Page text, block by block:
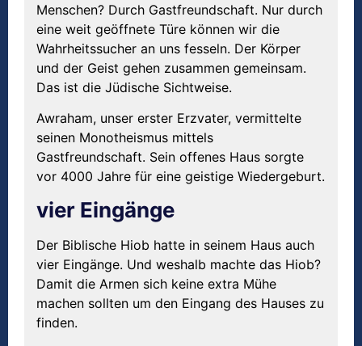
Menschen? Durch Gastfreundschaft. Nur durch
eine weit geöffnete Türe können wir die
Wahrheitssucher an uns fesseln. Der Körper
und der Geist gehen zusammen gemeinsam.
Das ist die Jüdische Sichtweise.
Awraham, unser erster Erzvater, vermittelte
seinen Monotheismus mittels
Gastfreundschaft. Sein offenes Haus sorgte
vor 4000 Jahre für eine geistige Wiedergeburt.
vier Eingänge
Der Biblische Hiob hatte in seinem Haus auch
vier Eingänge. Und weshalb machte das Hiob?
Damit die Armen sich keine extra Mühe
machen sollten um den Eingang des Hauses zu
finden.